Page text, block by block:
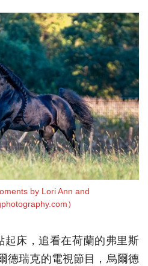
by Lori Ann and
）
起床，追看在荷蘭的弗里斯
德瑞克的電視節目，烏爾德